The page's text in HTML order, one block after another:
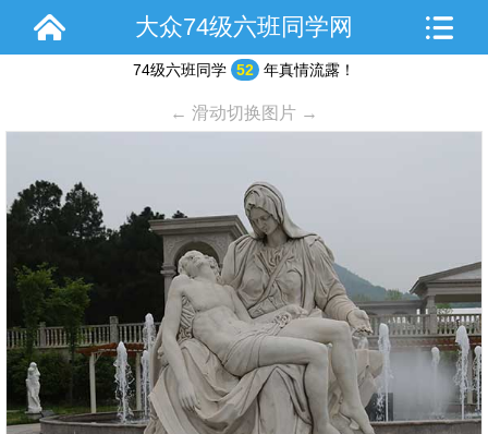
大众74级六班同学网
74级六班同学 52 年真情流露！
← 滑动切换图片 →